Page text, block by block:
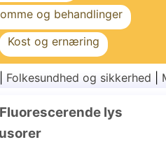
og behandlinger
Kost og ernæring
Folkesundhed og sikkerhed
lys